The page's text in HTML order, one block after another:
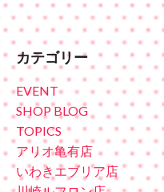
カテゴリー
EVENT
SHOP BLOG
TOPICS
アリオ亀有店
いわきエブリア店